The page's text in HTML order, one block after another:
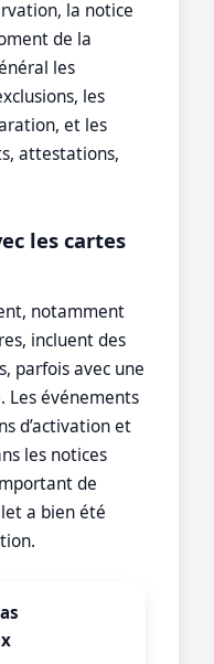
la notice
de la
les
les
et les
attestations,
les cartes
notamment
incluent des
parfois avec une
Les événements
d’activation et
les notices
de
a bien été